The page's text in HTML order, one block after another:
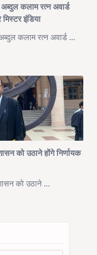
कलाम रत्न अवार्ड
इंडिया
कलाम रत्न अवार्ड ...
को उठाने होंगे निर्णायक
को उठाने ...